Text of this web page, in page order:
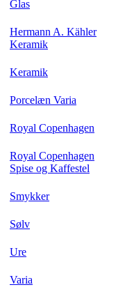
Glas
Hermann A. Kähler
Keramik
Keramik
Porcelæn Varia
Royal Copenhagen
Royal Copenhagen
Spise og Kaffestel
Smykker
Sølv
Ure
Varia